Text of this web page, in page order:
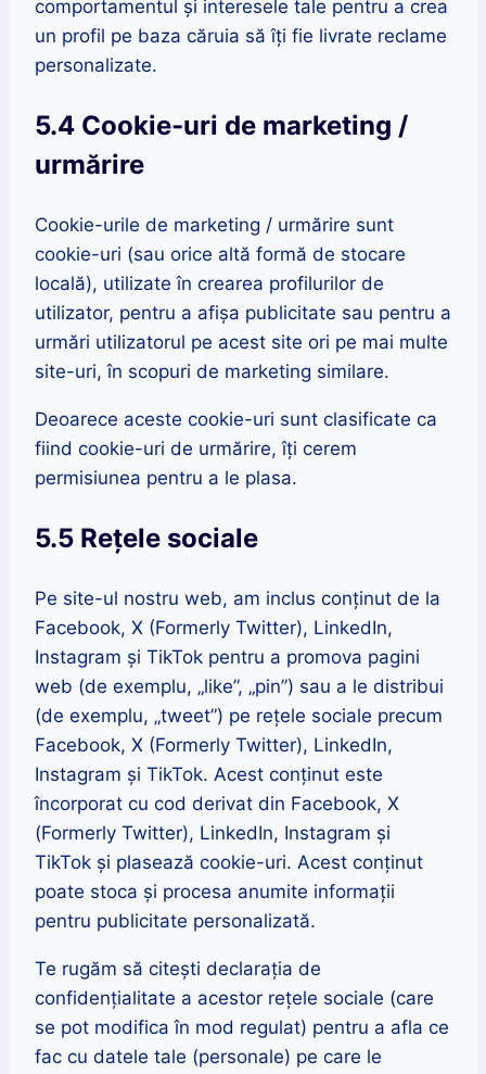
comportamentul și interesele tale pentru a crea
un profil pe baza căruia să îți fie livrate reclame
personalizate.
5.4 Cookie-uri de marketing /
urmărire
Cookie-urile de marketing / urmărire sunt
cookie-uri (sau orice altă formă de stocare
locală), utilizate în crearea profilurilor de
utilizator, pentru a afișa publicitate sau pentru a
urmări utilizatorul pe acest site ori pe mai multe
site-uri, în scopuri de marketing similare.
Deoarece aceste cookie-uri sunt clasificate ca
fiind cookie-uri de urmărire, îți cerem
permisiunea pentru a le plasa.
5.5 Rețele sociale
Pe site-ul nostru web, am inclus conținut de la
Facebook, X (Formerly Twitter), LinkedIn,
Instagram și TikTok pentru a promova pagini
web (de exemplu, „like”, „pin”) sau a le distribui
(de exemplu, „tweet”) pe rețele sociale precum
Facebook, X (Formerly Twitter), LinkedIn,
Instagram și TikTok. Acest conținut este
încorporat cu cod derivat din Facebook, X
(Formerly Twitter), LinkedIn, Instagram și
TikTok și plasează cookie-uri. Acest conținut
poate stoca și procesa anumite informații
pentru publicitate personalizată.
Te rugăm să citești declarația de
confidențialitate a acestor rețele sociale (care
se pot modifica în mod regulat) pentru a afla ce
fac cu datele tale (personale) pe care le